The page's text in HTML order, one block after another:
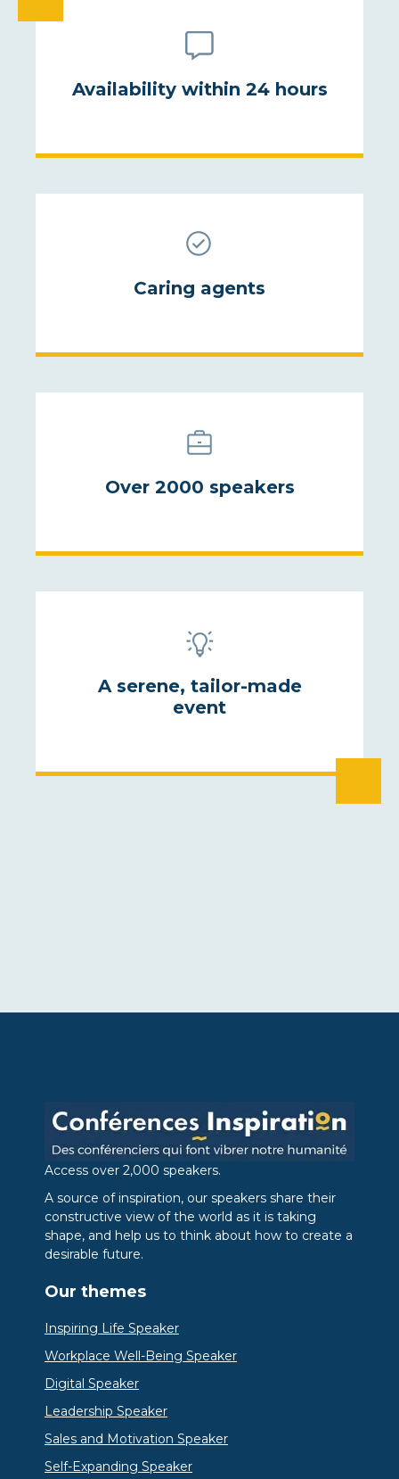
Availability within 24 hours
Caring agents
Over 2000 speakers
A serene, tailor-made
event
Access over 2,000 speakers.
A source of inspiration, our speakers share their
constructive view of the world as it is taking
shape, and help us to think about how to create a
desirable future.
Our themes
Inspiring Life Speaker
Workplace Well-Being Speaker
Digital Speaker
Leadership Speaker
Sales and Motivation Speaker
Self-Expanding Speaker